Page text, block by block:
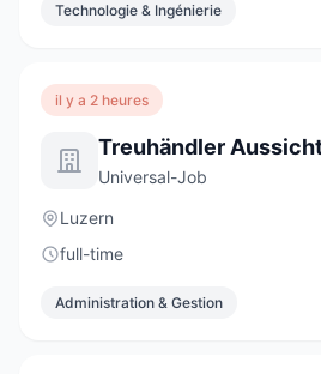
Technologie & Ingénierie
il y a 2 heures
Universal-Job
Luzern
full-time
Administration & Gestion